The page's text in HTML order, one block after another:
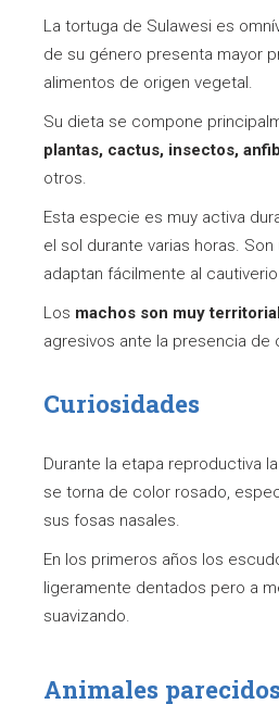
La tortuga de Sulawesi es
de su género presenta mayor
alimentos de origen vegetal.
Su dieta se compone
plantas, cactus, insectos,
otros.
Esta especie es muy activa
el sol durante varias horas.
adaptan fácilmente al
Los machos son muy
agresivos ante la presencia de
Curiosidades
Durante la etapa reproductiva
se torna de color rosado,
sus fosas nasales.
En los primeros años los
ligeramente dentados pero a
suavizando.
Animales